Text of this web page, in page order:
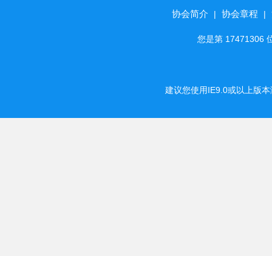
协会简介 | 协会章程 |
您是第 17471306
建议您使用IE9.0或以上版